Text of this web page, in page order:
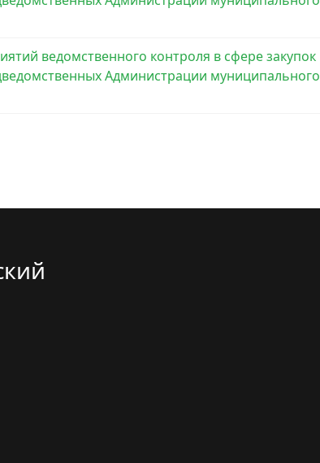
ведомственного контроля в сфере закупок
Администрации муниципального